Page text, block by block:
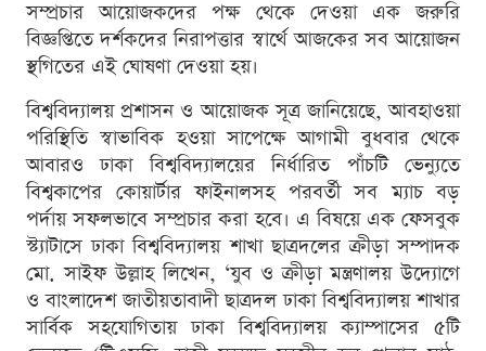
সম্প্রচার আয়োজকদের পক্ষ থেকে দেওয়া এক জরুরি
বিজ্ঞপ্তিতে দর্শকদের নিরাপত্তার স্বার্থে আজকের সব আয়োজন
স্থগিতের এই ঘোষণা দেওয়া হয়।
বিশ্ববিদ্যালয় প্রশাসন ও আয়োজক সূত্র জানিয়েছে, আবহাওয়া
পরিস্থিতি স্বাভাবিক হওয়া সাপেক্ষে আগামী বুধবার থেকে
আবারও ঢাকা বিশ্ববিদ্যালয়ের নির্ধারিত পাঁচটি ভেন্যুতে
বিশ্বকাপের কোয়ার্টার ফাইনালসহ পরবর্তী সব ম্যাচ বড়
পর্দায় সফলভাবে সম্প্রচার করা হবে। এ বিষয়ে এক ফেসবুক
স্ট্যাটাসে ঢাকা বিশ্ববিদ্যালয় শাখা ছাত্রদলের ক্রীড়া সম্পাদক
মো. সাইফ উল্লাহ লিখেন, ‘যুব ও ক্রীড়া মন্ত্রণালয় উদ্যোগে
ও বাংলাদেশ জাতীয়তাবাদী ছাত্রদল ঢাকা বিশ্ববিদ্যালয় শাখার
সার্বিক সহযোগিতায় ঢাকা বিশ্ববিদ্যালয় ক্যাম্পাসের ৫টি